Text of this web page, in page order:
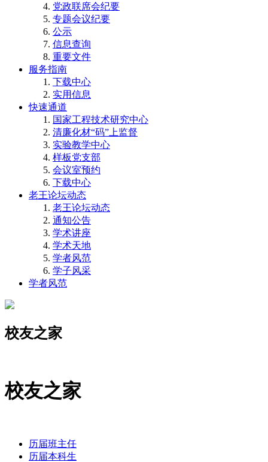
党政联席会纪要
专题会议纪要
公示
信息查询
重要文件
服务指南
下载中心
实用信息
快速通道
国家工程技术研究中心
清廉化材“码”上监督
实验教学中心
样板党支部
会议室预约
下载中心
老王论坛动态
老王论坛动态
通知公告
学术讲座
学术天地
学者风范
学子风采
学者风范
校友之家
校友之家
历届班主任
历届本科生